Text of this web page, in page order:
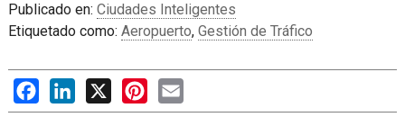
Publicado en: Ciudades Inteligentes
Etiquetado como: Aeropuerto, Gestión de Tráfico
FacebookLinkedIn
X PinterestEmail